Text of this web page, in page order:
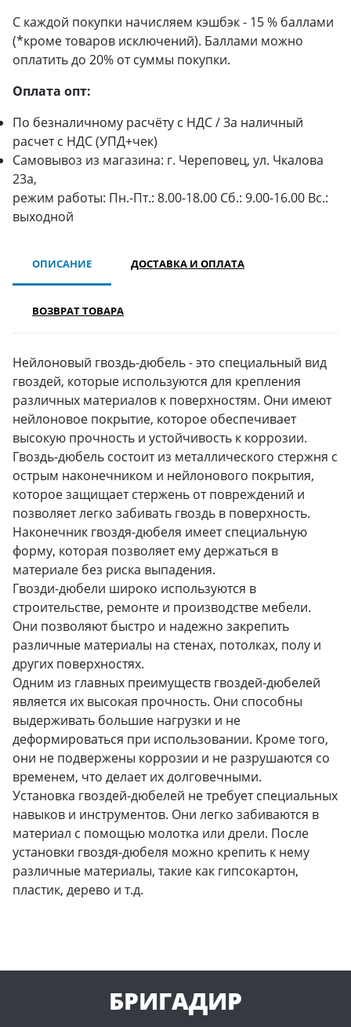
С каждой покупки начисляем кэшбэк - 15 % баллами
(*кроме товаров исключений). Баллами можно
оплатить до 20% от суммы покупки.
Оплата опт:
По безналичному расчёту с НДС / За наличный
расчет с НДС (УПД+чек)
Самовывоз из магазина: г. Череповец, ул. Чкалова
23а,
режим работы: Пн.-Пт.: 8.00-18.00 Сб.: 9.00-16.00 Вс.:
выходной
ОПИСАНИЕ ДОСТАВКА И ОПЛАТА
ВОЗВРАТ ТОВАРА
Нейлоновый гвоздь-дюбель - это специальный вид
гвоздей, которые используются для крепления
различных материалов к поверхностям. Они имеют
нейлоновое покрытие, которое обеспечивает
высокую прочность и устойчивость к коррозии.
Гвоздь-дюбель состоит из металлического стержня с
острым наконечником и нейлонового покрытия,
которое защищает стержень от повреждений и
позволяет легко забивать гвоздь в поверхность.
Наконечник гвоздя-дюбеля имеет специальную
форму, которая позволяет ему держаться в
материале без риска выпадения.
Гвозди-дюбели широко используются в
строительстве, ремонте и производстве мебели.
Они позволяют быстро и надежно закрепить
различные материалы на стенах, потолках, полу и
других поверхностях.
Одним из главных преимуществ гвоздей-дюбелей
является их высокая прочность. Они способны
выдерживать большие нагрузки и не
деформироваться при использовании. Кроме того,
они не подвержены коррозии и не разрушаются со
временем, что делает их долговечными.
Установка гвоздей-дюбелей не требует специальных
навыков и инструментов. Они легко забиваются в
материал с помощью молотка или дрели. После
установки гвоздя-дюбеля можно крепить к нему
различные материалы, такие как гипсокартон,
пластик, дерево и т.д.
БРИГАДИР